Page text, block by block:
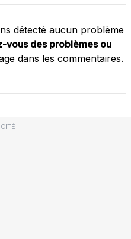
détecté aucun problème
vous des problèmes ou
dans les commentaires.